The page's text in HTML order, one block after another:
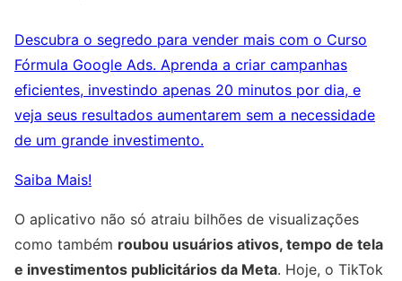
Descubra o segredo para vender mais com o Curso
Fórmula Google Ads. Aprenda a criar campanhas
eficientes, investindo apenas 20 minutos por dia, e
veja seus resultados aumentarem sem a necessidade
de um grande investimento.
Saiba Mais!
O aplicativo não só atraiu bilhões de visualizações
como também roubou usuários ativos, tempo de tela
e investimentos publicitários da Meta. Hoje, o TikTok